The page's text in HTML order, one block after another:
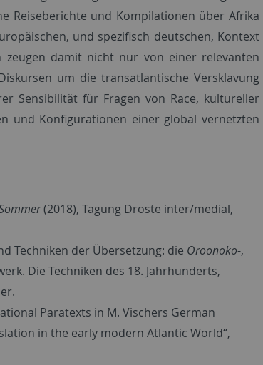
Reise­berichte und Kompi­lationen über Afrika
und spezifisch deutschen, Kontext
zeugen damit nicht nur von einer relevanten
um die transat­lantische Ver­skla­vung
Sensi­bilität für Fra­gen von Race, kultureller
und Konfigurationen einer global vernetzten
(2018), Tagung Droste inter/medial,
Techniken der Übersetzung: die Oroonoko-,
Die Techniken des 18. Jahrhunderts,
Paratexts in M. Vischers German
in the early modern Atlantic World“,